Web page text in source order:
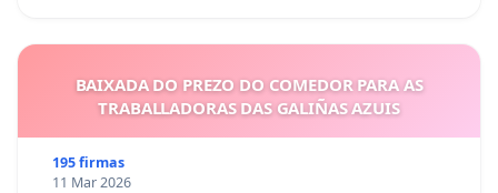
BAIXADA DO PREZO DO COMEDOR PARA AS
TRABALLADORAS DAS GALIÑAS AZUIS
195 firmas
11 Mar 2026